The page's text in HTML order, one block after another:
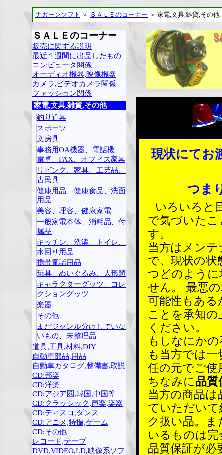
ナガーンソフト ＞ ＳＡＬＥのコーナー ＞ 家電,文具,雑貨,その他
現状にてお
つま
いろいろと
で気づいた
す。
当方はメン
で、現状の
つどのよう
せん。 最悪
可能性もあ
ことを承知
ください。
もしなにか
も当方では
任の元でご使
ちなみに品質
当方の商品は
ていただい
ク扱い品。
いるものは
品質保証が必
ＳＡＬＥのコーナー
販売に関する説明
最近１週間に出品したもの
コンピュータ関係
オーディオ機器,映像機器
カメラ,ビデオカメラ関係
ファッション関係
家電,文具,雑貨,その他
釣り道具
スポーツ
文房具
事務用OA機器、電話機、
電卓、FAX、オフィス家具
リビング、家具、工芸品、
古民具
健康用品、健康食品、洗面
用品
美容、理容、健康家電
一般家電本体、消耗品、付
属品
キッチン、洗濯、トイレ、
水回り用品
携帯電話用品
玩具、ぬいぐるみ、人形類
キャラクターグッツ、コレ
クショングッツ
楽器
その他
まだジャンル分けしていな
いもの、未整理品
道具,工具,材料,DIY
自動車部品,用品
自動車カタログ,整備書,取説
CD:邦楽
CD:洋楽
CD:アジア圏,韓国,中国等
CD:クラッシック,声楽,楽器
CD:ディスコ,ダンス
CD:アニメ,特撮,ゲーム
CD:その他
レコード,テープ
DVD,VIDEO,LD,映像系ソフ